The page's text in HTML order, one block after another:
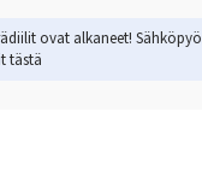
ovat alkaneet!
tästä